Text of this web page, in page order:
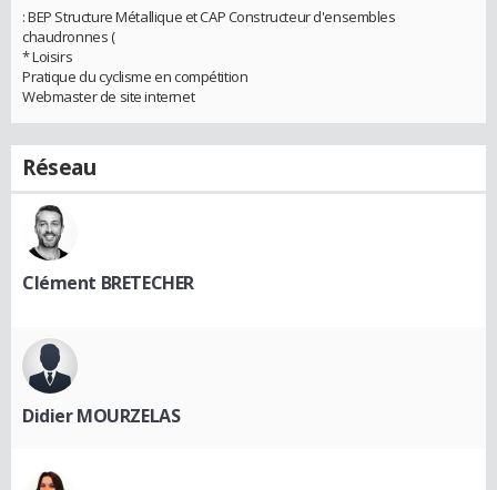
: BEP Structure Métallique et CAP Constructeur d'ensembles
chaudronnes (
* Loisirs
Pratique du cyclisme en compétition
Webmaster de site internet
Réseau
Clément BRETECHER
Didier MOURZELAS